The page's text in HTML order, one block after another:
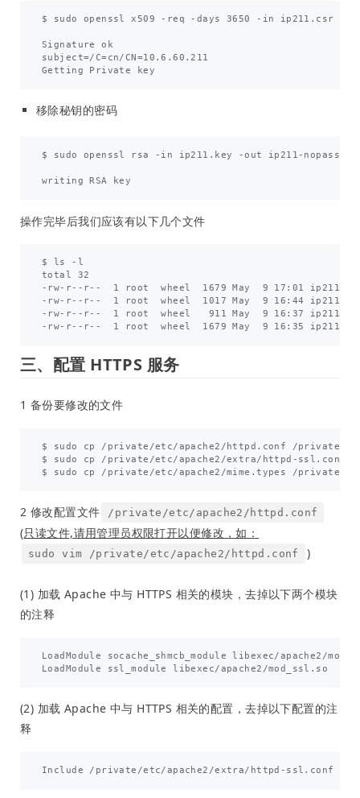
$ sudo openssl x509 -req -days 3650 -in ip211.csr -
Signature ok
subject=/C=cn/CN=10.6.60.211
移除秘钥的密码
$ sudo openssl rsa -in ip211.key -out ip211-
操作完毕后我们应该有以下几个文件
$ ls -l
total 32
-rw-r--r--  1 root  wheel  1679 May  9 17:01 ip211-
-rw-r--r--  1 root  wheel  1017 May  9 16:44
-rw-r--r--  1 root  wheel   911 May  9 16:37
三、配置 HTTPS 服务
1 备份要修改的文件
$ sudo cp /private/etc/apache2/httpd.conf /private/
$ sudo cp /private/etc/apache2/extra/httpd-
2 修改配置文件 /private/etc/apache2/httpd.conf
(只读文件,请用管理员权限打开以便修改，如：
sudo vim /private/etc/apache2/httpd.conf )
(1) 加载 Apache 中与 HTTPS 相关的模块，去掉以下两个模块
的注释
LoadModule socache_shmcb_module libexec/apache2/
(2) 加载 Apache 中与 HTTPS 相关的配置，去掉以下配置的注
释